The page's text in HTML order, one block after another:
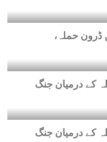
ڈرون حملہ،
کے درمیان جنگ
کے درمیان جنگ